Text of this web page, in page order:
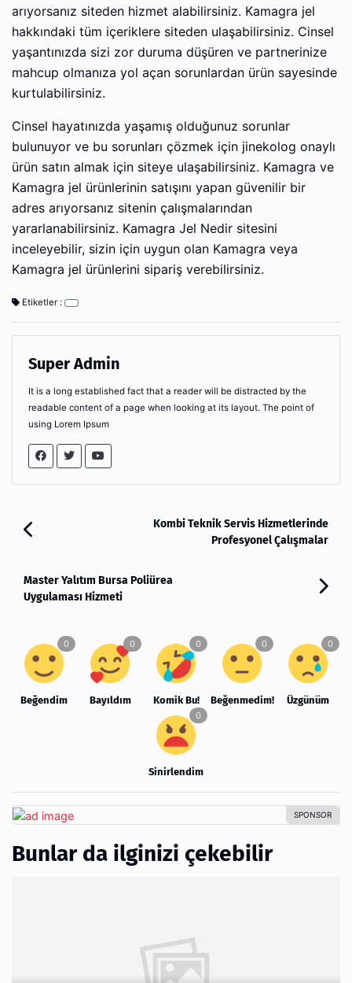
arıyorsanız siteden hizmet alabilirsiniz. Kamagra jel
hakkındaki tüm içeriklere siteden ulaşabilirsiniz. Cinsel
yaşantınızda sizi zor duruma düşüren ve partnerinize
mahcup olmanıza yol açan sorunlardan ürün sayesinde
kurtulabilirsiniz.
Cinsel hayatınızda yaşamış olduğunuz sorunlar
bulunuyor ve bu sorunları çözmek için jinekolog onaylı
ürün satın almak için siteye ulaşabilirsiniz. Kamagra ve
Kamagra jel ürünlerinin satışını yapan güvenilir bir
adres arıyorsanız sitenin çalışmalarından
yararlanabilirsiniz. Kamagra Jel Nedir sitesini
inceleyebilir, sizin için uygun olan Kamagra veya
Kamagra jel ürünlerini sipariş verebilirsiniz.
Etiketler :
Super Admin
It is a long established fact that a reader will be distracted by the
readable content of a page when looking at its layout. The point of
using Lorem Ipsum
Kombi Teknik Servis Hizmetlerinde
Profesyonel Çalışmalar
Master Yalıtım Bursa Poliürea
Uygulaması Hizmeti
Beğendim Bayıldım Komik Bu! Beğenmedim! Üzgünüm
Sinirlendim
Bunlar da ilginizi çekebilir